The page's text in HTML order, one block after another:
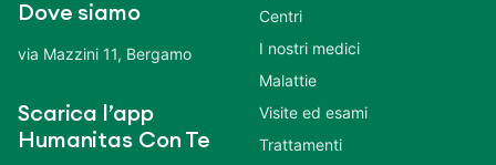
Dove siamo
via Mazzini 11, Bergamo
Scarica l’app
Humanitas Con Te
Centri
I nostri medici
Malattie
Visite ed esami
Trattamenti